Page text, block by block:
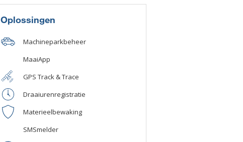
Oplossingen
Machineparkbeheer
MaaiApp
GPS Track & Trace
Draaiurenregistratie
Materieelbewaking
SMSmelder